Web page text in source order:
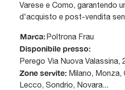
Varese e Como, garantendo
d'acquisto e post-vendita
Marca:Poltrona Frau
Disponibile presso:
Perego Via Nuova Valassina,
Zone servite: Milano, Monza,
Lecco, Sondrio, Novara...